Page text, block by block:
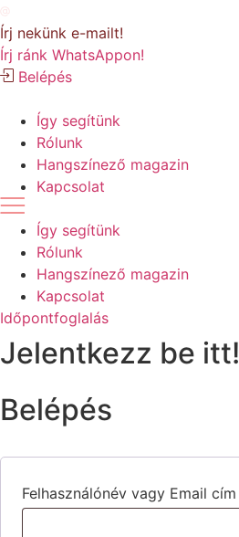
a
tartalomhoz
Írj nekünk e-mailt!
Írj ránk WhatsAppon!
Belépés
Így segítünk
Rólunk
Hangszínező magazin
Kapcsolat
Így segítünk
Rólunk
Hangszínező magazin
Kapcsolat
Időpontfoglalás
Jelentkezz be itt!
Belépés
Felhasználónév vagy Email cím